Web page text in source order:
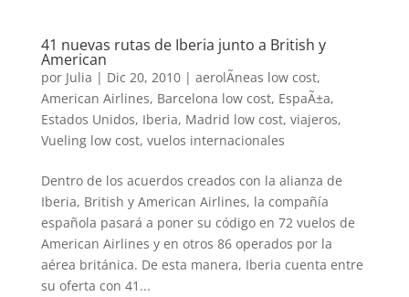
41 nuevas rutas de Iberia junto a British y
American
por Julia | Dic 20, 2010| aerolÃ­neas low cost,
American Airlines, Barcelona low cost, EspaÃ±a,
Estados Unidos, Iberia, Madrid low cost, viajeros,
Vueling low cost, vuelos internacionales
Dentro de los acuerdos creados con la alianza de
Iberia, British y American Airlines, la compañía
española pasará a poner su código en 72 vuelos de
American Airlines y en otros 86 operados por la
aérea británica. De esta manera, Iberia cuenta entre
su oferta con 41...